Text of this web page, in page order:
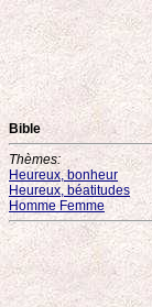
Bible
Thèmes:
Heureux, bonheur
Heureux, béatitudes
Homme Femme